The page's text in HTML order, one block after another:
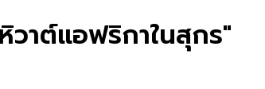
วาต์แอฟริกาในสุกร"